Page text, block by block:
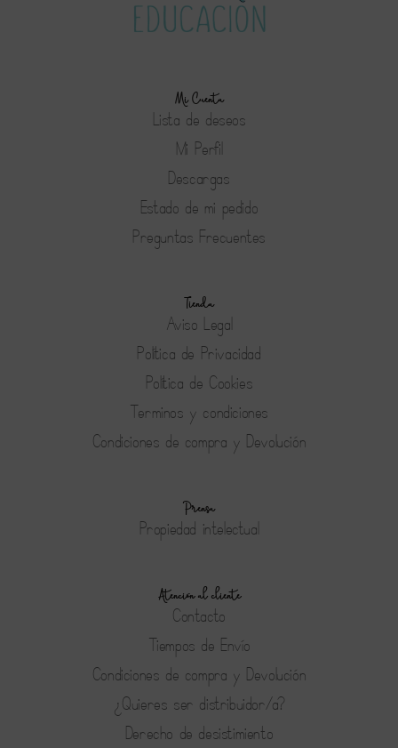
Mi Cuenta
Lista de deseos
Mi Perfil
Descargas
Estado de mi pedido
Preguntas Frecuentes
Tienda
Aviso Legal
Política de Privacidad
Política de Cookies
Terminos y condiciones
Condiciones de compra y Devolución
Prensa
Propiedad intelectual
Atención al cliente
Contacto
Tiempos de Envío
Condiciones de compra y Devolución
¿Quieres ser distribuidor/a?
Derecho de desistimiento